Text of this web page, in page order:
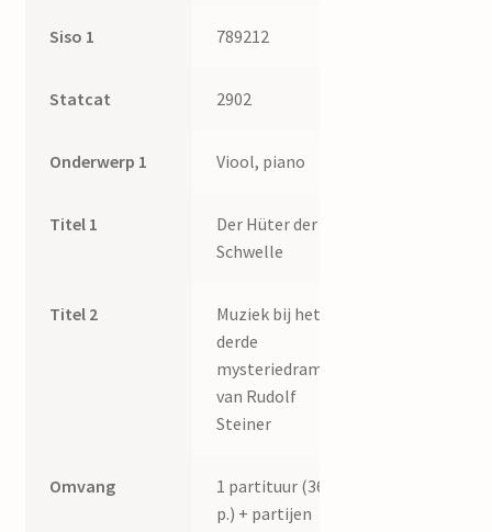
Siso 1 789212
Statcat 2902
Onderwerp 1 Viool, piano
Titel 1
Der Hüter der
Schwelle
Titel 2
Muziek bij het
derde
mysteriedrama
van Rudolf
Steiner
Omvang
1 partituur (36
p.) + partijen